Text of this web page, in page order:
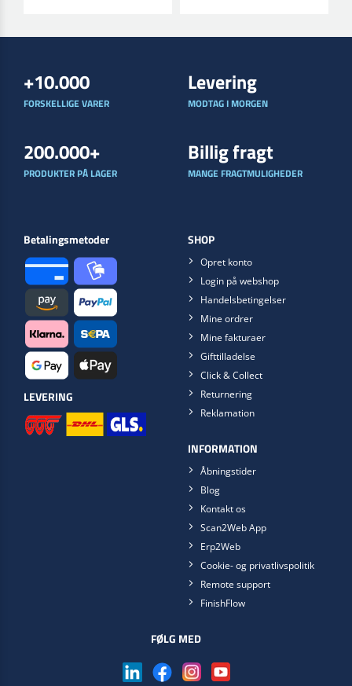
systemet. Læs
hvad? Få en letfo[...]
+10.000
FORSKELLIGE VARER
Levering
MODTAG I MORGEN
200.000+
PRODUKTER PÅ LAGER
Billig fragt
MANGE FRAGTMULIGHEDER
Betalingsmetoder
LEVERING
SHOP
Opret konto
Login på webshop
Handelsbetingelser
Mine ordrer
Mine fakturaer
Gifttilladelse
Click & Collect
Returnering
Reklamation
INFORMATION
Åbningstider
Blog
Kontakt os
Scan2Web App
Erp2Web
Cookie- og privatlivspolitik
Remote support
FinishFlow
FØLG MED